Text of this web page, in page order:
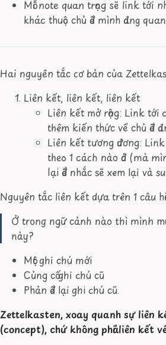
Mỗi note quan trọng sẽ link tới
khác thuộc chủ đề mình đang
Hai nguyên tắc cơ bản của
Liên kết, liên kết, liên kết
Liên kết mở rộng: Link tới
thêm kiến thức về chủ đề
Liên kết tương đương:
theo 1 cách nào đó (mà
lại để nhắc sẽ xem lại và
Nguyên tắc liên kết dựa trên 1 câu
Ở trong ngữ cảnh nào thì mình
này?
Một ghi chú mới
Củng cố ghi chú cũ
Phản đề lại ghi chú cũ.
Zettelkasten, xoay quanh sự liên
(concept), chứ không phải liên kết